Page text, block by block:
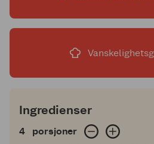
Ingredienser
4 porsjoner
4 porsjoner